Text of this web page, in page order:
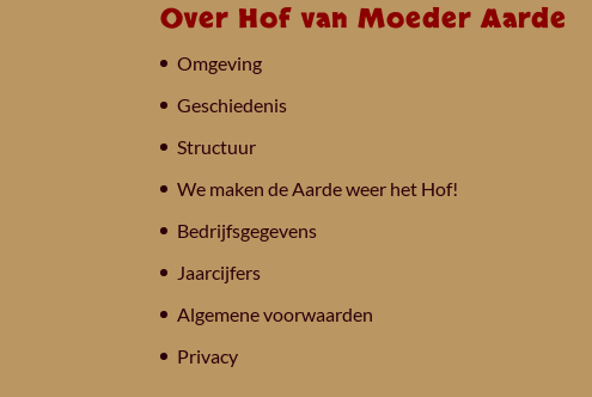
Over Hof van Moeder Aarde
Omgeving
Geschiedenis
Structuur
We maken de Aarde weer het Hof!
Bedrijfsgegevens
Jaarcijfers
Algemene voorwaarden
Privacy